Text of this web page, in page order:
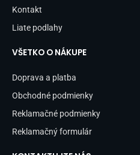
Kontakt
Liate podlahy
VŠETKO O NÁKUPE
Doprava a platba
Obchodné podmienky
Reklamačné podmienky
Reklamačný formulár